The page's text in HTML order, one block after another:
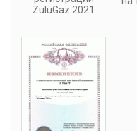
ZuluGaz 2021